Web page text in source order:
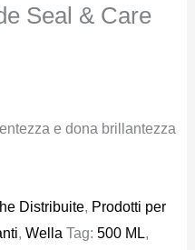
Seal & Care
e dona brillantezza
Distribuite, Prodotti per
, Wella Tag: 500 ML,